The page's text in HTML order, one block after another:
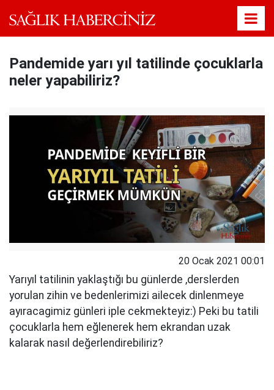
Pandemide yarı yıl tatilinde çocuklarla
neler yapabiliriz?
20 Ocak 2021 00:01
Yarıyıl tatilinin yaklaştığı bu günlerde ,derslerden
yorulan zihin ve bedenlerimizi ailecek dinlenmeye
ayıracagimiz günleri iple cekmekteyiz:) Peki bu tatili
çocuklarla hem eğlenerek hem ekrandan uzak
kalarak nasıl değerlendirebiliriz?